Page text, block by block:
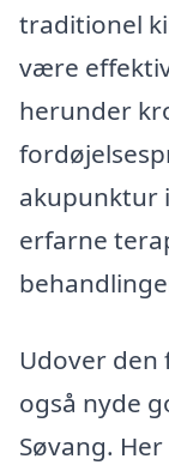
traditionel
være
herunder
akupunktur
erfarne
Udover den
også nyde
Søvang.